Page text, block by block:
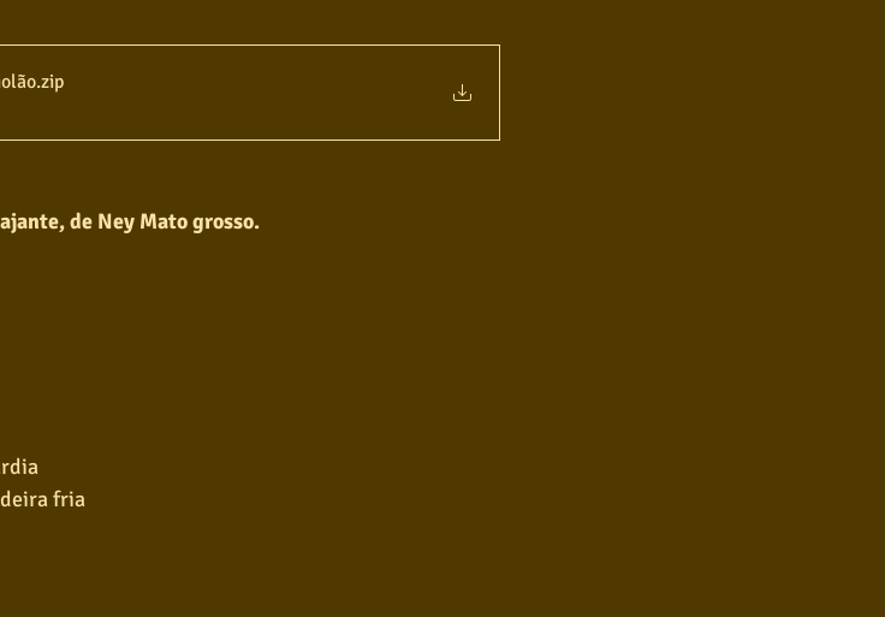
- Viajante - Karaokê Violão.zip
de Ney Mato grosso.
fria